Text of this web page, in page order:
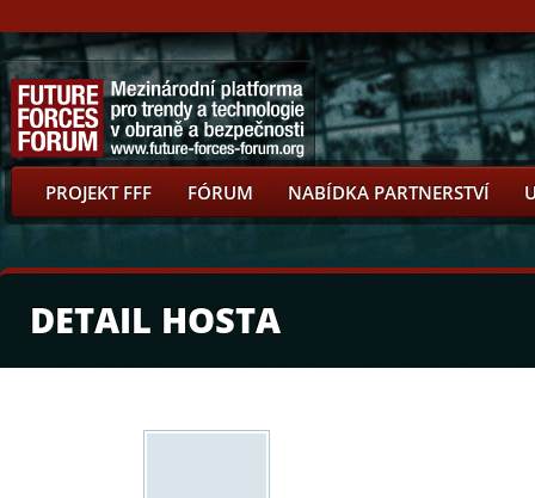
PROJEKT FFF FÓRUM NABÍDKA PARTNERSTVÍ
DETAIL HOSTA